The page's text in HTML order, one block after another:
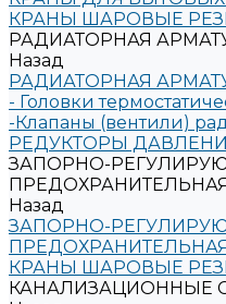
КРАНЫ ШАРОВЫЕ
РАДИАТОРНАЯ
Назад
РАДИАТОРНАЯ
- Головки
-Клапаны (вентили)
РЕДУКТОРЫ
ЗАПОРНО-
Назад
ЗАПОРНО-
КРАНЫ ШАРОВЫЕ
КАНАЛИЗАЦИОННЫЕ